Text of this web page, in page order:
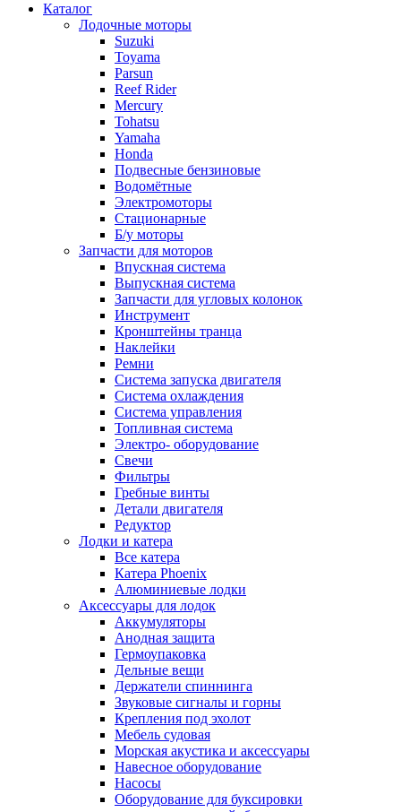
Каталог
Лодочные моторы
Suzuki
Toyama
Parsun
Reef Rider
Mercury
Tohatsu
Yamaha
Honda
Подвесные бензиновые
Водомётные
Электромоторы
Стационарные
Б/у моторы
Запчасти для моторов
Впускная система
Выпускная система
Запчасти для угловых колонок
Инструмент
Кронштейны транца
Наклейки
Ремни
Система запуска двигателя
Система охлаждения
Система управления
Топливная система
Электро- оборудование
Свечи
Фильтры
Гребные винты
Детали двигателя
Редуктор
Лодки и катера
Все катера
Катера Phoenix
Алюминиевые лодки
Аксессуары для лодок
Аккумуляторы
Анодная защита
Гермоупаковка
Дельные вещи
Держатели спиннинга
Звуковые сигналы и горны
Крепления под эхолот
Мебель судовая
Морская акустика и аксессуары
Навесное оборудование
Насосы
Оборудование для буксировки